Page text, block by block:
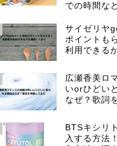
での時間な
サイゼリヤ
ポイントも
利用できる
広瀬香美ロ
いorひどい
なぜ？歌詞
BTSキシリ
入する方法